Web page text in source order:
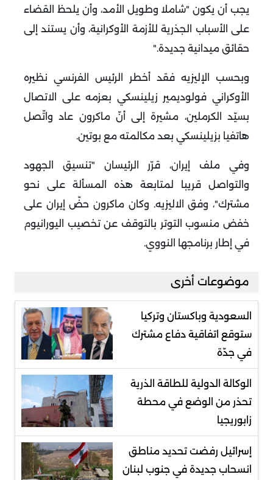
يجب أن يكون "شاملا وطويل الأمد، وأن يلحظ القضاء
على الأسباب الجذرية للأزمة الأوكرانية، وأن يستند إلى
حقائق ميدانية جديدة".
وبحسب الإليزيه فقد أخطر الرئيس الفرنسي نظيره
الأوكراني فولوديمير زيلينسكي بعزمه على الاتصال
بسيّد الكرملين، مشيرة إلى أنّ ماكرون عاد واتّصل
هاتفيا بزيلينسكي بعد مكالمته مع بوتين.
وفي ملف إيران، قرّر الرئيسان "تنسيق الجهود
والتواصل قريبا لمتابعة هذه المسألة على نحو
مشترك"، وفق الاليزيه. وكان ماكرون حضّ إيران على
خفض منسوب التوتر بالتوقف عن تخصيب اليورانيوم
في إطار برنامجها النووي.
موضوعات أخرى
السعودية وباكستان وتركيا
ستوقع اتفاقية دفاع مشترك
في جدّة
الوكالة الدولية للطاقة الذرية
تحذر من الوضع في محطة
زابوريجيا
إسرائيل رفضت تحديد مناطق
انسحاب جديدة في جنوب لبنان